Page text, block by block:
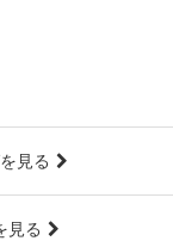
見る
見る